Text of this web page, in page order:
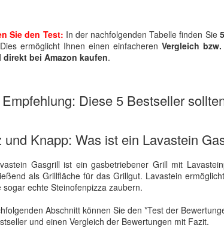
Sie den Test: In der nachfolgenden Tabelle finden Sie
ermöglicht Ihnen einen einfacherenVergleich
direkt bei Amazon kaufen.
Diese 5 Bestseller
und Knapp: Was ist ein Lavastein
Gasgrill ist ein gasbetriebener Grill mit
als Grillfläche für das Grillgut. Lavastein
sogar echte Steinofenpizza zaubern.
Abschnitt können Sie den *Test der
und einen Vergleich der Bewertungen mit Fazit.